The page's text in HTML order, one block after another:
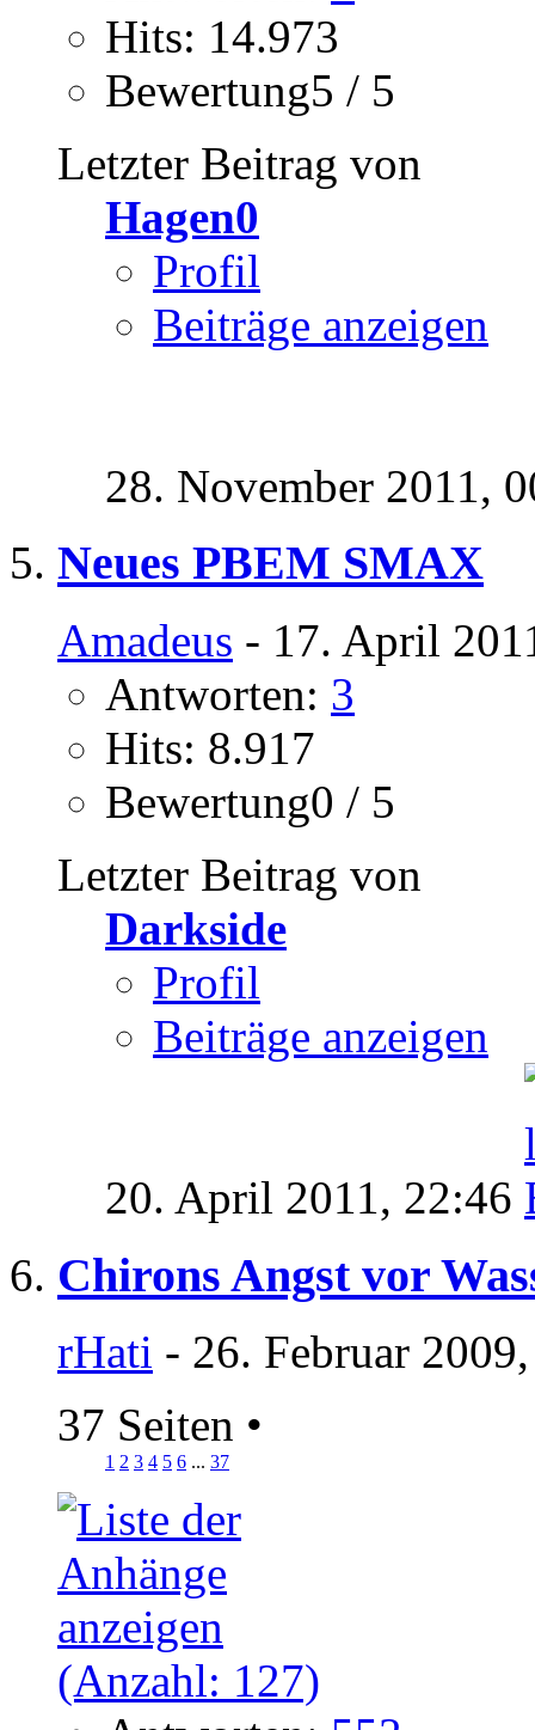
Hits: 14.973
Bewertung5 / 5
Letzter Beitrag von
Hagen0
Profil
Beiträge anzeigen
28. November 2011,
Neues PBEM SMAX
Amadeus - 17. April
Antworten: 3
Hits: 8.917
Bewertung0 / 5
Letzter Beitrag von
Darkside
Profil
Beiträge anzeigen
20. April 2011, 22:46
Chirons Angst vor
rHati - 26. Februar
37 Seiten •
1 2 3 4 5 6 ... 37